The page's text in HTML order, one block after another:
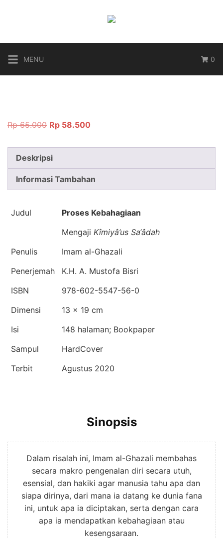
MENU 0
Rp65.000 Harga
adalah:
Rp 65.000.
Rp 58.500Harga
ini
Deskripsi
Informasi Tambahan
Judul
Proses Kebahagiaan
Mengaji Kîmiyâ’us Sa‘âdah
Penulis
Imam al-Ghazali
Penerjemah
K.H. A. Mustofa Bisri
ISBN
978-602-5547-56-0
Dimensi
13 × 19 cm
Isi
148 halaman; Bookpaper
Sampul
HardCover
Terbit
Agustus 2020
Sinopsis
Dalam risalah ini, Imam al-Ghazali membahas
secara makro pengenalan diri secara utuh,
esensial, dan hakiki agar manusia tahu apa dan
siapa dirinya, dari mana ia datang ke dunia fana
ini, untuk apa ia diciptakan, serta dengan cara
apa ia mendapatkan kebahagiaan atau
kesengsaraan.